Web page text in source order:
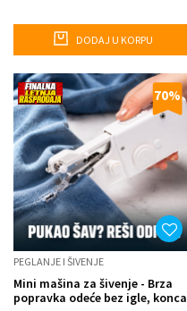
DODAJ U KORPU
70%
PEGLANJE I ŠIVENJE
Mini mašina za šivenje - Brza
popravka odeće bez igle, konca